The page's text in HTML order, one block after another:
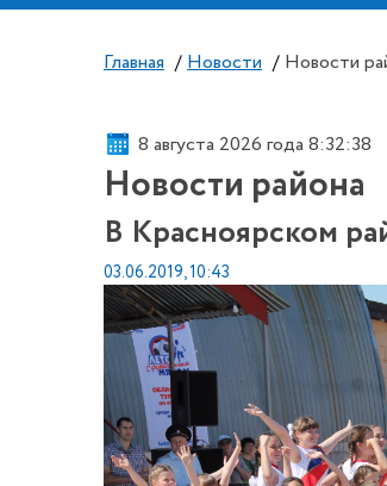
Главная / Новости / Новости
8 августа 2026 года 8:32:40
Новости района
В Красноярском
03.06.2019, 10:43